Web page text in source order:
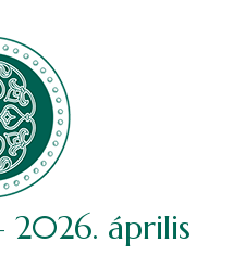
2026. április